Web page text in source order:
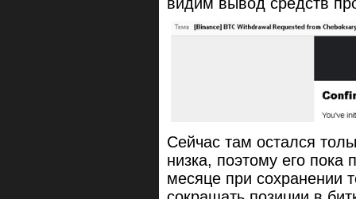
Сейчас там остался
низка, поэтому его
месяце при сохранении